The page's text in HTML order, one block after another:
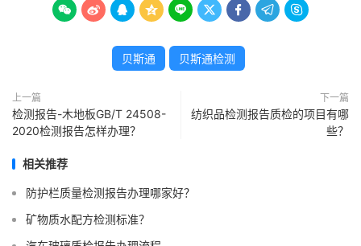
        
贝斯通 贝斯通检测
上一篇
检测报告-木地板GB/T 24508-
2020检测报告怎样办理？
下一篇
纺织品检测报告质检的项目有哪
些？
相关推荐
防护栏质量检测报告办理哪家好？
矿物质水配方检测标准？